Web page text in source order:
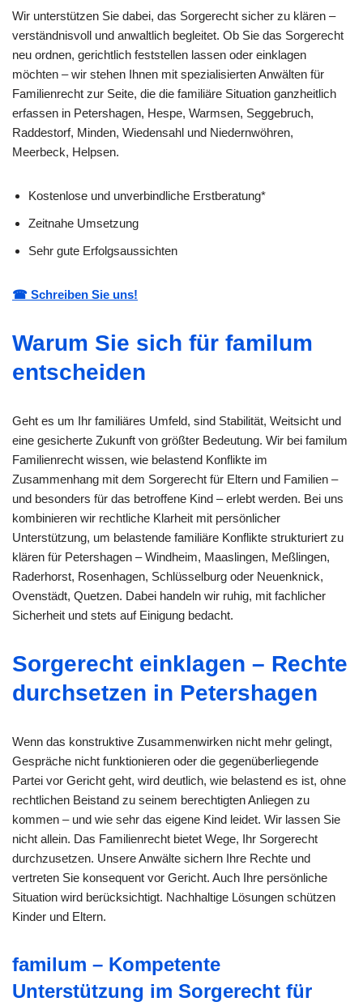
Wir unterstützen Sie dabei, das Sorgerecht sicher zu klären –
verständnisvoll und anwaltlich begleitet. Ob Sie das Sorgerecht
neu ordnen, gerichtlich feststellen lassen oder einklagen
möchten – wir stehen Ihnen mit spezialisierten Anwälten für
Familienrecht zur Seite, die die familiäre Situation ganzheitlich
erfassen in Petershagen, Hespe, Warmsen, Seggebruch,
Raddestorf, Minden, Wiedensahl und Niedernwöhren,
Meerbeck, Helpsen.
Kostenlose und unverbindliche Erstberatung*
Zeitnahe Umsetzung
Sehr gute Erfolgsaussichten
☎ Schreiben Sie uns!
Warum Sie sich für familum
entscheiden
Geht es um Ihr familiäres Umfeld, sind Stabilität, Weitsicht und
eine gesicherte Zukunft von größter Bedeutung. Wir bei familum
Familienrecht wissen, wie belastend Konflikte im
Zusammenhang mit dem Sorgerecht für Eltern und Familien –
und besonders für das betroffene Kind – erlebt werden. Bei uns
kombinieren wir rechtliche Klarheit mit persönlicher
Unterstützung, um belastende familiäre Konflikte strukturiert zu
klären für Petershagen – Windheim, Maaslingen, Meßlingen,
Raderhorst, Rosenhagen, Schlüsselburg oder Neuenknick,
Ovenstädt, Quetzen. Dabei handeln wir ruhig, mit fachlicher
Sicherheit und stets auf Einigung bedacht.
Sorgerecht einklagen – Rechte
durchsetzen in Petershagen
Wenn das konstruktive Zusammenwirken nicht mehr gelingt,
Gespräche nicht funktionieren oder die gegenüberliegende
Partei vor Gericht geht, wird deutlich, wie belastend es ist, ohne
rechtlichen Beistand zu seinem berechtigten Anliegen zu
kommen – und wie sehr das eigene Kind leidet. Wir lassen Sie
nicht allein. Das Familienrecht bietet Wege, Ihr Sorgerecht
durchzusetzen. Unsere Anwälte sichern Ihre Rechte und
vertreten Sie konsequent vor Gericht. Auch Ihre persönliche
Situation wird berücksichtigt. Nachhaltige Lösungen schützen
Kinder und Eltern.
familum – Kompetente
Unterstützung im Sorgerecht für